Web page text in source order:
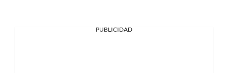
PUBLICIDAD